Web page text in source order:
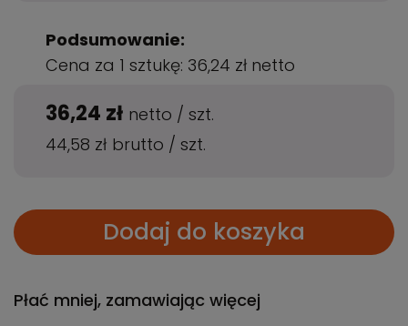
Podsumowanie:
Cena za 1 sztukę: 36,24 zł netto
36,24 zł netto / szt.
44,58 zł brutto / szt.
Dodaj do koszyka
Płać mniej, zamawiając więcej